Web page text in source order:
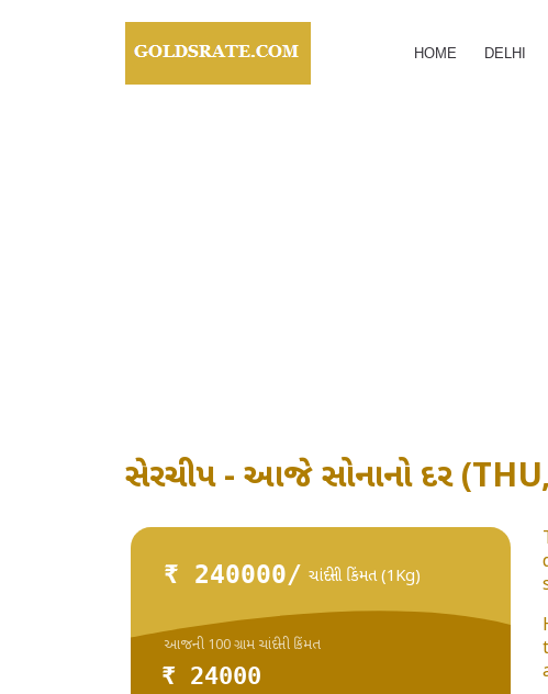
HOME DELHI
સેરચીપ - આજે સોનાનો દર
₹ 240000/ ચાંદીની કિંમત (1Kg)
₹ 24000
આજની 100 ગ્રામ ચાંદીની કિંમત